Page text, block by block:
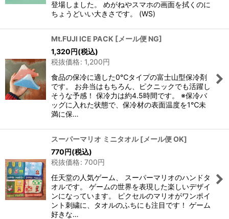
登場しました。 めがねやスマホの画面を拭くのに
ちょうどいい大きさです。 (WS)
Mt.FUJI ICE PACK [メール便 NG]
1,320円(税込)
税抜価格: 1,200円
食品の保冷に適した0℃タイプの富士山型保冷剤
です。 お弁当はもちろん、ピクニックでも活躍し
そうな予感！ 保冷力は約4.5時間です。 ※保冷バ
ッグに入れた状態で、保冷材の表面温度を1℃未
満に保…
スーパーマリオ ミニタオル[メール便 OK]
770円(税込)
税抜価格: 700円
任天堂の人気ゲーム、 スーパーマリオのハンドタ
オルです。 ゲームの世界を表現した楽しいデザイ
ンになっています。 ピクセルのマリオがワンポイ
ント刺繍に、タオルのふちにも注目です！ ゲーム
好きな…